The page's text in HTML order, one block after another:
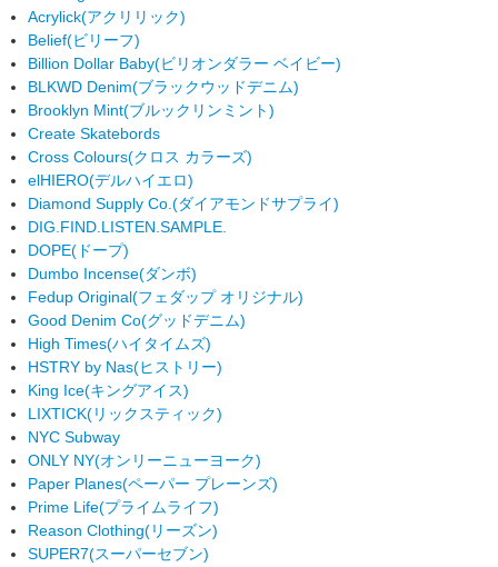
Acrylick(アクリリック)
Belief(ビリーフ)
Billion Dollar Baby(ビリオンダラー ベイビー)
BLKWD Denim(ブラックウッドデニム)
Brooklyn Mint(ブルックリンミント)
Create Skatebords
Cross Colours(クロス カラーズ)
elHIERO(デルハイエロ)
Diamond Supply Co. (ダイアモンドサプライ)
DIG.FIND.LISTEN.SAMPLE.
DOPE(ドープ)
Dumbo Incense(ダンボ)
Fedup Original(フェダップ オリジナル)
Good Denim Co(グッドデニム)
High Times(ハイタイムズ)
HSTRY by Nas(ヒストリー)
King Ice(キングアイス)
LIXTICK(リックスティック)
NYC Subway
ONLY NY(オンリーニューヨーク)
Paper Planes(ペーパー プレーンズ)
Prime Life(プライムライフ)
Reason Clothing(リーズン)
SUPER7(スーパーセブン)